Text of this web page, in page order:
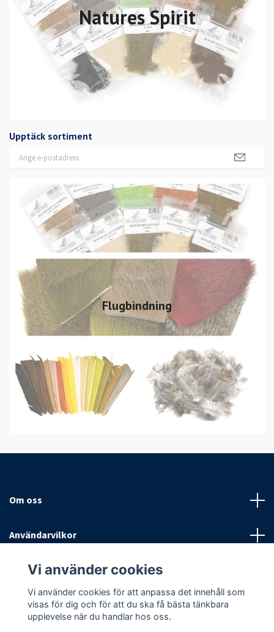
Natures Spirit
Upptäck sortiment
Flugbindning
Om oss
Användarvilkor
Sociala medier
Vi använder cookies
Vi använder cookies för att anpassa det innehåll som
visas för dig och för att du ska få bästa tänkbara
upplevelse när du handlar hos oss.